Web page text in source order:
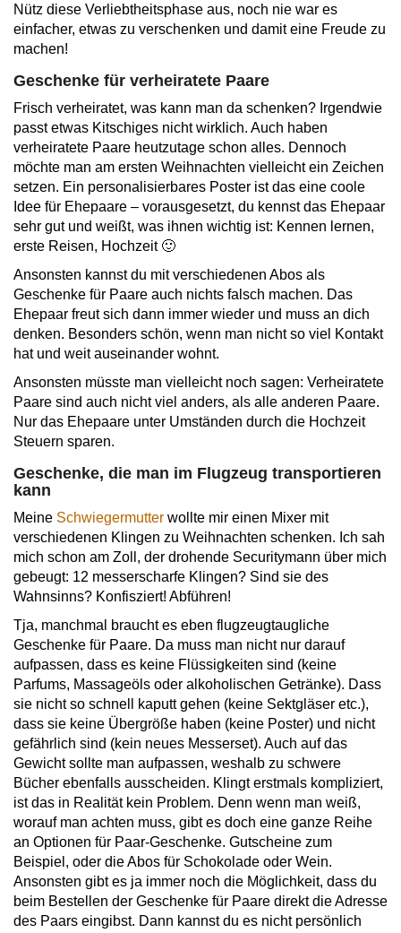
Nütz diese Verliebtheitsphase aus, noch nie war es
einfacher, etwas zu verschenken und damit eine Freude zu
machen!
Geschenke für verheiratete Paare
Frisch verheiratet, was kann man da schenken? Irgendwie
passt etwas Kitschiges nicht wirklich. Auch haben
verheiratete Paare heutzutage schon alles. Dennoch
möchte man am ersten Weihnachten vielleicht ein Zeichen
setzen. Ein personalisierbares Poster ist das eine coole
Idee für Ehepaare – vorausgesetzt, du kennst das Ehepaar
sehr gut und weißt, was ihnen wichtig ist: Kennen lernen,
erste Reisen, Hochzeit 🙂
Ansonsten kannst du mit verschiedenen Abos als
Geschenke für Paare auch nichts falsch machen. Das
Ehepaar freut sich dann immer wieder und muss an dich
denken. Besonders schön, wenn man nicht so viel Kontakt
hat und weit auseinander wohnt.
Ansonsten müsste man vielleicht noch sagen: Verheiratete
Paare sind auch nicht viel anders, als alle anderen Paare.
Nur das Ehepaare unter Umständen durch die Hochzeit
Steuern sparen.
Geschenke, die man im Flugzeug transportieren
kann
Meine Schwiegermutter wollte mir einen Mixer mit
verschiedenen Klingen zu Weihnachten schenken. Ich sah
mich schon am Zoll, der drohende Securitymann über mich
gebeugt: 12 messerscharfe Klingen? Sind sie des
Wahnsinns? Konfisziert! Abführen!
Tja, manchmal braucht es eben flugzeugtaugliche
Geschenke für Paare. Da muss man nicht nur darauf
aufpassen, dass es keine Flüssigkeiten sind (keine
Parfums, Massageöls oder alkoholischen Getränke). Dass
sie nicht so schnell kaputt gehen (keine Sektgläser etc.),
dass sie keine Übergröße haben (keine Poster) und nicht
gefährlich sind (kein neues Messerset). Auch auf das
Gewicht sollte man aufpassen, weshalb zu schwere
Bücher ebenfalls ausscheiden. Klingt erstmals kompliziert,
ist das in Realität kein Problem. Denn wenn man weiß,
worauf man achten muss, gibt es doch eine ganze Reihe
an Optionen für Paar-Geschenke. Gutscheine zum
Beispiel, oder die Abos für Schokolade oder Wein.
Ansonsten gibt es ja immer noch die Möglichkeit, dass du
beim Bestellen der Geschenke für Paare direkt die Adresse
des Paars eingibst. Dann kannst du es nicht persönlich